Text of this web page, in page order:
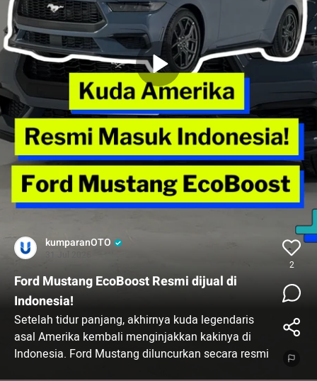
kumparanOTO
Ford Mustang EcoBoost Resmi dijual di
Indonesia!
Setelah tidur panjang, akhirnya kuda legendaris
asal Amerika kembali menginjakkan kakinya di
Indonesia. Ford Mustang diluncurkan secara resmi
2